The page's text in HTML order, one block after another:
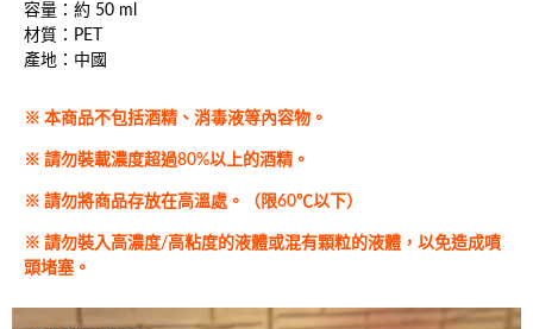
容量：約 50 ml
材質：PET
產地：中國
※ 本商品不包括酒精、消毒液等內容物。
※ 請勿裝載濃度超過80%以上的酒精。
※ 請勿將商品存放在高溫處。（限60℃以下）
※ 請勿裝入高濃度/高粘度的液體或混有顆粒的液體，以免造成噴
頭堵塞。